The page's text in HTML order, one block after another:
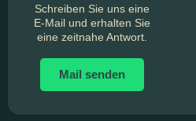
Schreiben Sie uns eine
E-Mail und erhalten Sie
eine zeitnahe Antwort.
Mail senden